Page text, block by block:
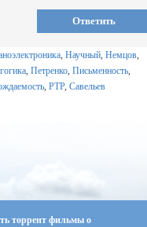
Ответить
, Научный, Немцов,
, Петренко, Письменность,
, РТР, Савельев
торрент фильмы о